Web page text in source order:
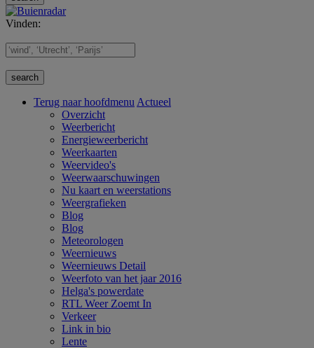
Vinden:
Terug naar hoofdmenu Actueel
Overzicht
Weerbericht
Energieweerbericht
Weerkaarten
Weervideo's
Weerwaarschuwingen
Nu kaart en weerstations
Weergrafieken
Blog
Blog
Meteorologen
Weernieuws
Weernieuws Detail
Weerfoto van het jaar 2016
Helga's powerdate
RTL Weer Zoemt In
Verkeer
Link in bio
Lente